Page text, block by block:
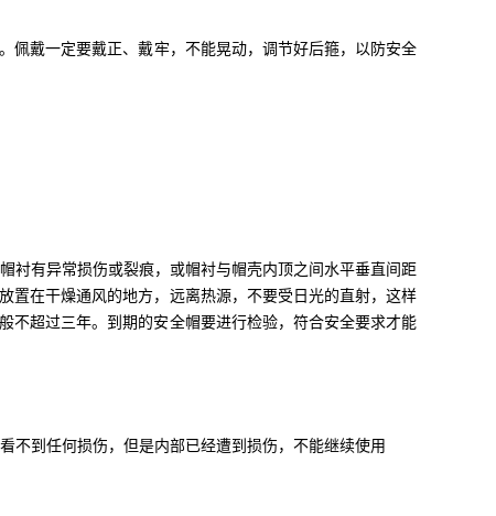
戴一定要戴正、戴牢，不能晃动，调节好后箍，以防安全
有异常损伤或裂痕，或帽衬与帽壳内顶之间水平垂直间距
置在干燥通风的地方，远离热源，不要受日光的直射，这样
不超过三年。到期的安全帽要进行检验，符合安全要求才能
到任何损伤，但是内部已经遭到损伤，不能继续使用